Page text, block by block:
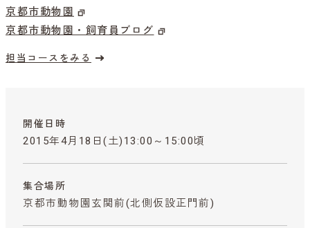
京都市動物園
京都市動物園・飼育員ブログ
担当コースをみる
開催日時
2015年4月18日(土)13:00～15:00頃
集合場所
京都市動物園玄関前(北側仮設正門前)